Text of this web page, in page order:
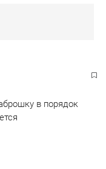
в порядок